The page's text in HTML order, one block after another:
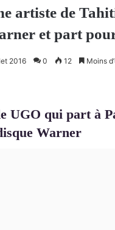
artiste de
et part
2016 0 12 Moins
UGO qui part à
Warner